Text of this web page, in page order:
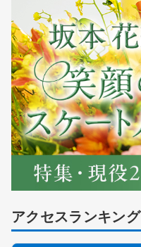
アクセスランキング